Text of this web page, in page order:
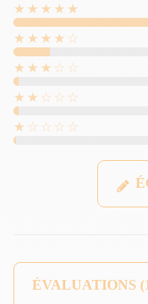
★★★★★
★★★★☆
★★★☆☆
★★☆☆☆
★☆☆☆☆
ÉVALUATIONS